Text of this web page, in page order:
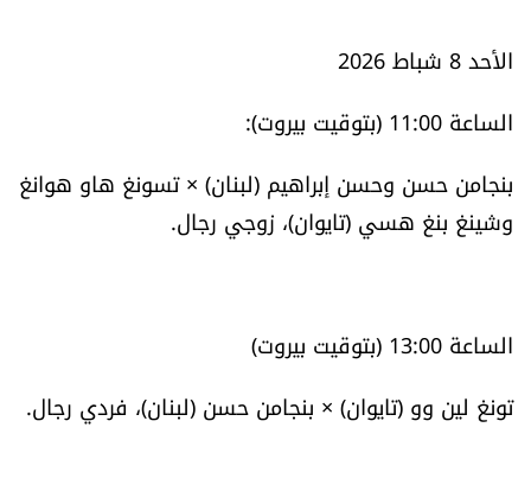
للتاريخ
فيديو
من نحن
شروط الاستخدام
شروط الإشتراك
الأحد 8 شباط 2026
الساعة 11:00 (بتوقيت بيروت):
بنجامن حسن وحسن إبراهيم (لبنان) × تسونغ هاو هوانغ
وشينغ بنغ هسي (تايوان)، زوجي رجال.
الساعة 13:00 (بتوقيت بيروت)
تونغ لين وو (تايوان) × بنجامن حسن (لبنان)، فردي رجال.